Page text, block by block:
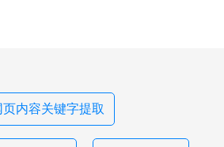
页内容关键字提取